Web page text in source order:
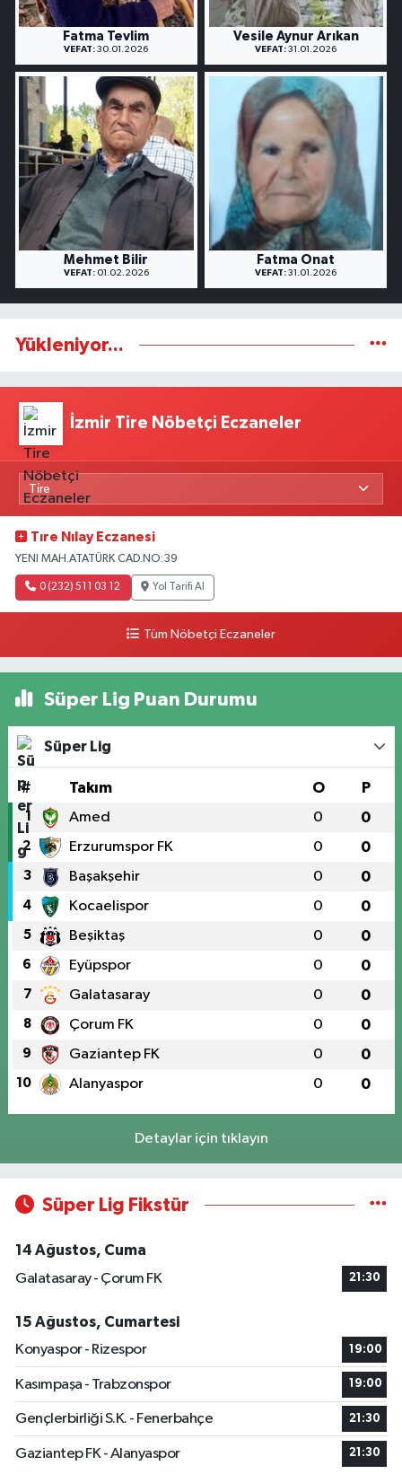
Fatma Tevlim
VEFAT: 30.01.2026
Vesile Aynur Arıkan
VEFAT: 31.01.2026
Mehmet Bilir
VEFAT:01.02.2026
Fatma Onat
VEFAT: 31.01.2026
Yükleniyor...
İzmir Tire Nöbetçi Eczaneler
Tıre Nılay Eczanesi
YENI MAH.ATATÜRK CAD.NO:39
0 (232) 511 03 12 Yol Tarifi Al
Tüm Nöbetçi Eczaneler
Süper Lig Puan Durumu
Süper Lig
# Takım O P
1 Amed 0 0
2 Erzurumspor FK 0 0
3 Başakşehir 0 0
4 Kocaelispor 0 0
5 Beşiktaş 0 0
6 Eyüpspor 0 0
7 Galatasaray 0 0
8 Çorum FK 0 0
9 Gaziantep FK 0 0
10 Alanyaspor 0 0
Detaylar için tıklayın
Süper Lig Fikstür
14 Ağustos, Cuma
Galatasaray - Çorum FK
21:30
15 Ağustos, Cumartesi
Konyaspor - Rizespor
19:00
Kasımpaşa - Trabzonspor 19:00
Gençlerbirliği S.K. - Fenerbahçe 21:30
Gaziantep FK - Alanyaspor 21:30